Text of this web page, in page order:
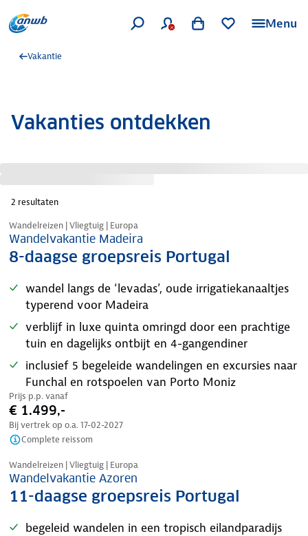
Menu
Vakantie
Vakanties ontdekken
2 resultaten
Tijdelijk in prijs verlaagd
Wandelreizen | Vliegtuig | Europa
Wandelvakantie Madeira
8-daagse groepsreis Portugal
wandel langs de ‘levadas’, oude irrigatiekanaaltjes
typerend voor Madeira
verblijf in luxe quinta omringd door een prachtige
tuin en dagelijks ontbijt en 4-gangendiner
inclusief 5 begeleide wandelingen en excursies naar
Funchal en rotspoelen van Porto Moniz
Prijs p.p. vanaf
€ 1.499,-
Bij vertrek op o.a. 17-02-2027
Complete reissom
Tijdelijk in prijs verlaagd
Wandelreizen | Vliegtuig | Europa
Wandelvakantie Azoren
11-daagse groepsreis Portugal
begeleid wandelen in een tropisch eilandparadijs